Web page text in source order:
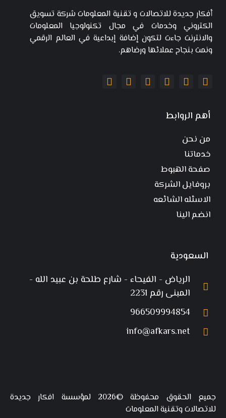
أفكار جديدة للاتصالات و تقنية المعلومات شركة تسويق
الكتروني وخدمات في مجال تكنولوجيا المعلومات
والانترنت جاءت لتكون إضافة إبداعية في العالم الرقمي
ونمت بنجاح عملائها ورضاهم.
أهم الروابط
من نحن
خدماتنا
صفحة الهبوط
بروفايل الشركة
الاسئله الشائعه
انضم الينا
السعودية
الرياض - الفيحاء - شارع طلحة بن عبيد الله -
المبنى رقم 2231
966509994854
info@afkars.net
جميع الحقوق محفوظة ©2026 لمؤسسة افكار جديدة
للاتصالات وتقنية المعلومات